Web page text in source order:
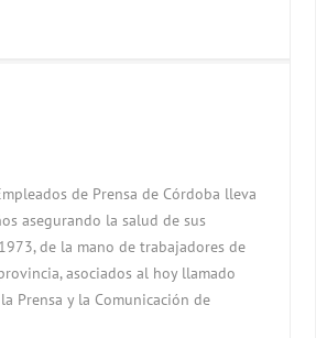
de Prensa de Córdoba lleva
asegurando la salud de sus
de la mano de trabajadores de
asociados al hoy llamado
Prensa y la Comunicación de